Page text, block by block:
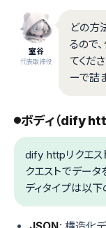
室谷
代表取締役
どの方
るので
てくだ
ーで詰
ボディ（dify
dify httpリクエス
クエストでデータ
ディタイプは以下